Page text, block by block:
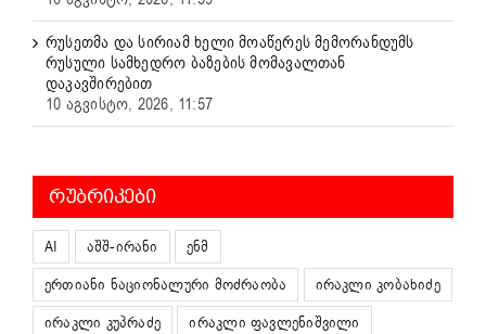
რუსეთმა და სირიამ ხელი მოაწერეს მემორანდუმს
რუსული სამხედრო ბაზების მომავალთან
დაკავშირებით
10 აგვისტო, 2026, 11:57
ᲠᲣᲑᲠᲘᲙᲔᲑᲘ
AI აშშ-ირანი
ენმ
ერთიანი ნაციონალური მოძრაობა
ირაკლი კობახიძე
ირაკლი კუპრაძე
ირაკლი ფავლენიშვილი